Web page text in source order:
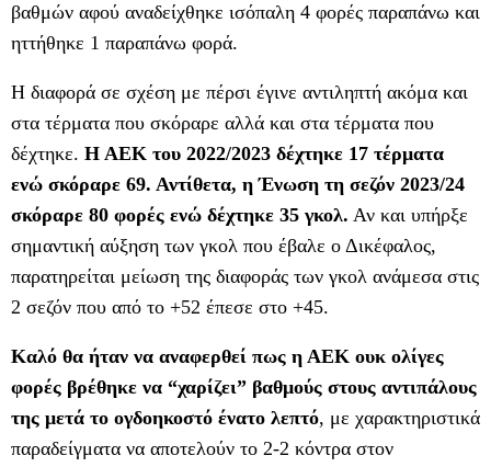
βαθμών αφού αναδείχθηκε ισόπαλη 4 φορές παραπάνω και
ηττήθηκε 1 παραπάνω φορά.
Η διαφορά σε σχέση με πέρσι έγινε αντιληπτή ακόμα και
στα τέρματα που σκόραρε αλλά και στα τέρματα που
δέχτηκε. Η ΑΕΚ του 2022/2023 δέχτηκε 17 τέρματα
ενώ σκόραρε 69. Αντίθετα, η Ένωση τη σεζόν 2023/24
σκόραρε 80 φορές ενώ δέχτηκε 35 γκολ. Αν και υπήρξε
σημαντική αύξηση των γκολ που έβαλε ο Δικέφαλος,
παρατηρείται μείωση της διαφοράς των γκολ ανάμεσα στις
2 σεζόν που από το +52 έπεσε στο +45.
Καλό θα ήταν να αναφερθεί πως η ΑΕΚ ουκ ολίγες
φορές βρέθηκε να “χαρίζει” βαθμούς στους αντιπάλους
της μετά το ογδοηκοστό ένατο λεπτό, με χαρακτηριστικά
παραδείγματα να αποτελούν το 2-2 κόντρα στον